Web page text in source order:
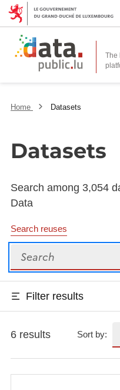
The
Home Datasets
Datasets
Search among 3,054
Data
Search reuses
Search
Filter results
6 results Sort by: